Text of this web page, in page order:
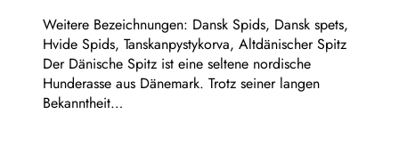
Weitere Bezeichnungen: Dansk Spids, Dansk spets,
Hvide Spids, Tanskanpystykorva, Altdänischer Spitz
Der Dänische Spitz ist eine seltene nordische
Hunderasse aus Dänemark. Trotz seiner langen
Bekanntheit…